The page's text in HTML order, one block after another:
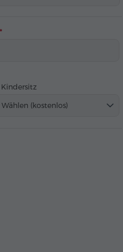
Kindersitz
Wählen (kostenlos)